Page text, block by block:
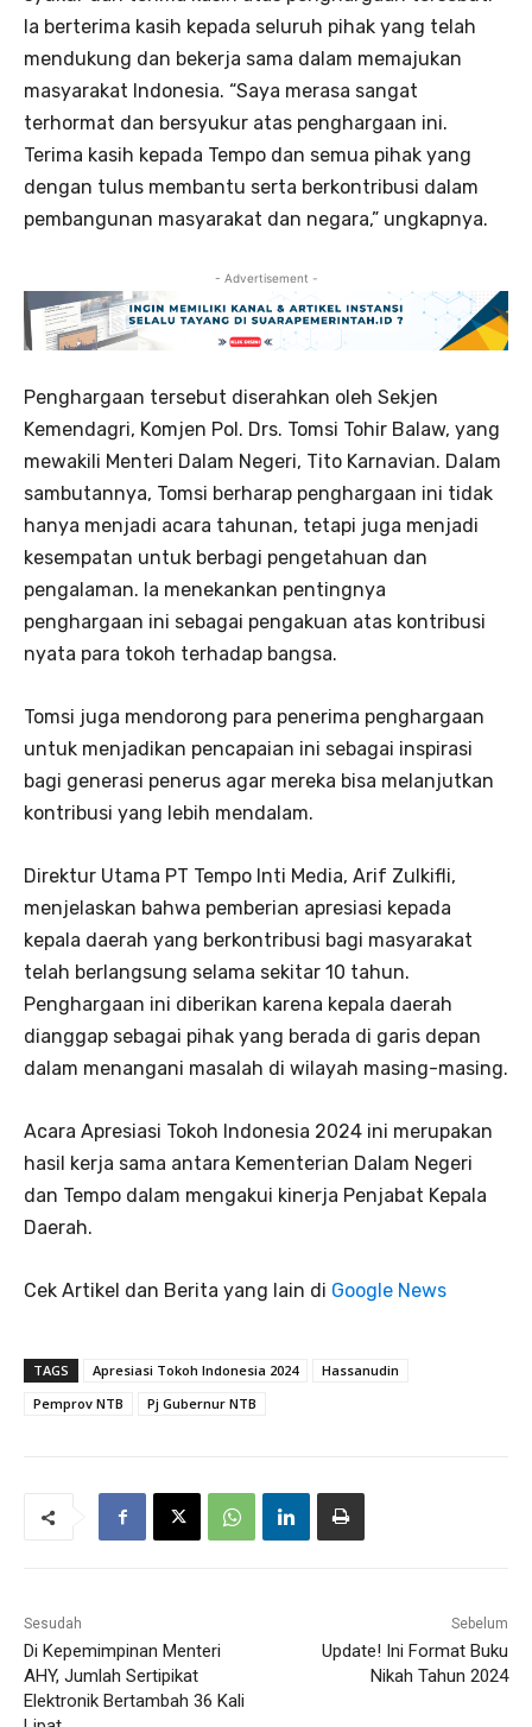
Ia berterima kasih kepada seluruh pihak yang telah
mendukung dan bekerja sama dalam memajukan
masyarakat Indonesia. “Saya merasa sangat
terhormat dan bersyukur atas penghargaan ini.
Terima kasih kepada Tempo dan semua pihak yang
dengan tulus membantu serta berkontribusi dalam
pembangunan masyarakat dan negara,” ungkapnya.
- Advertisement -
Penghargaan tersebut diserahkan oleh Sekjen
Kemendagri, Komjen Pol. Drs. Tomsi Tohir Balaw, yang
mewakili Menteri Dalam Negeri, Tito Karnavian. Dalam
sambutannya, Tomsi berharap penghargaan ini tidak
hanya menjadi acara tahunan, tetapi juga menjadi
kesempatan untuk berbagi pengetahuan dan
pengalaman. Ia menekankan pentingnya
penghargaan ini sebagai pengakuan atas kontribusi
nyata para tokoh terhadap bangsa.
Tomsi juga mendorong para penerima penghargaan
untuk menjadikan pencapaian ini sebagai inspirasi
bagi generasi penerus agar mereka bisa melanjutkan
kontribusi yang lebih mendalam.
Direktur Utama PT Tempo Inti Media, Arif Zulkifli,
menjelaskan bahwa pemberian apresiasi kepada
kepala daerah yang berkontribusi bagi masyarakat
telah berlangsung selama sekitar 10 tahun.
Penghargaan ini diberikan karena kepala daerah
dianggap sebagai pihak yang berada di garis depan
dalam menangani masalah di wilayah masing-masing.
Acara Apresiasi Tokoh Indonesia 2024 ini merupakan
hasil kerja sama antara Kementerian Dalam Negeri
dan Tempo dalam mengakui kinerja Penjabat Kepala
Daerah.
Cek Artikel dan Berita yang lain di Google News
TAGS Apresiasi Tokoh Indonesia 2024
Hassanudin
Pemprov NTB
Pj Gubernur NTB
Sesudah
Di Kepemimpinan Menteri
AHY, Jumlah Sertipikat
Elektronik Bertambah 36 Kali
Sebelum
Update! Ini Format Buku
Nikah Tahun 2024